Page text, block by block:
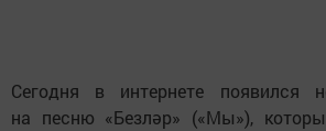
Сегодня в интернете появился
на песню «Безләр» («Мы»),